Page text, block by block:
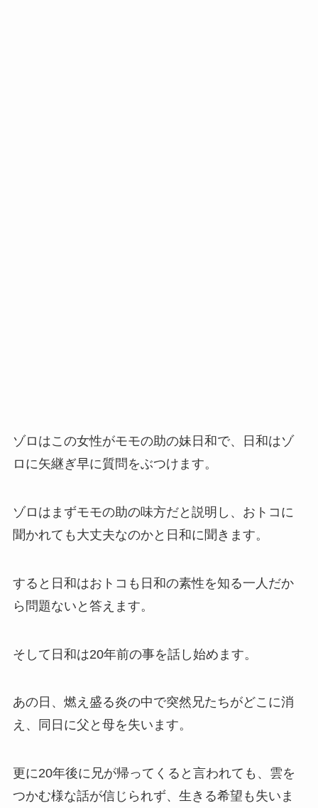
ゾロはこの女性がモモの助の妹日和で、日和はゾ
ロに矢継ぎ早に質問をぶつけます。
ゾロはまずモモの助の味方だと説明し、おトコに
聞かれても大丈夫なのかと日和に聞きます。
すると日和はおトコも日和の素性を知る一人だか
ら問題ないと答えます。
そして日和は20年前の事を話し始めます。
あの日、燃え盛る炎の中で突然兄たちがどこに消
え、同日に父と母を失います。
更に20年後に兄が帰ってくると言われても、雲を
つかむ様な話が信じられず、生きる希望も失いま